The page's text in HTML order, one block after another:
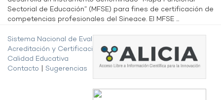
Sectorial de Educación” (MFSE) para fines de certificación de
competencias profesionales del Sineace. El MFSE ...
Sistema Nacional de Evaluación,
Acreditación y Certificación de la
Calidad Educativa
Contacto
Sugerencias